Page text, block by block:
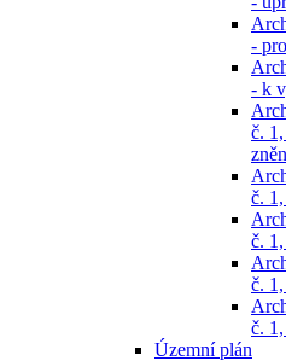
-
- k
č.
č.
č.
č.
č.
Územní plán